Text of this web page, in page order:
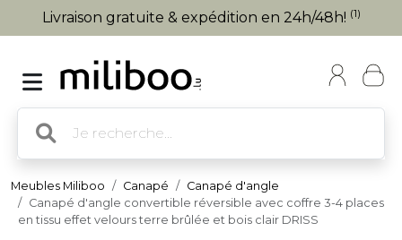
Livraison gratuite & expédition en 24h/48h! (1)
Meubles Miliboo Canapé
Canapé d'angle
Canapé d'angle convertible réversible avec coffre 3-4 places
en tissu effet velours terre brûlée et bois clair DRISS